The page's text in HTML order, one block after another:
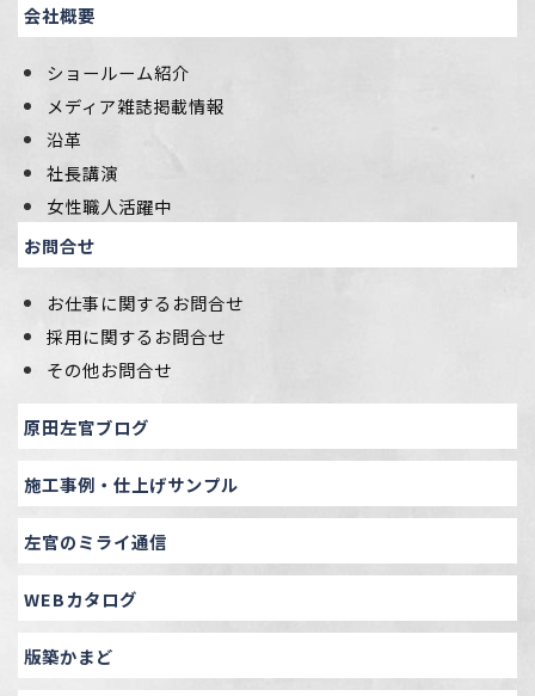
会社概要
ショールーム紹介
メディア雑誌掲載情報
沿革
社長講演
女性職人活躍中
お問合せ
お仕事に関するお問合せ
採用に関するお問合せ
その他お問合せ
原田左官ブログ
施工事例・仕上げサンプル
左官のミライ通信
WEBカタログ
版築かまど